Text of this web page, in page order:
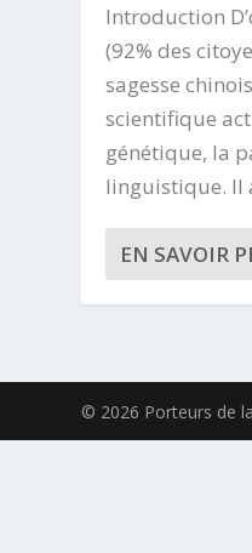
Introduction
(92% des
sagesse
scientifique
génétique, la
linguistique. Il
EN SAVOIR
© 2026 Porteurs de